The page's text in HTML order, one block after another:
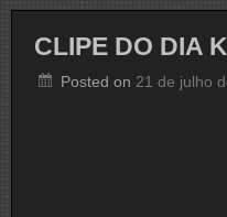
CLIPE DO DIA
Posted on 21 de julho